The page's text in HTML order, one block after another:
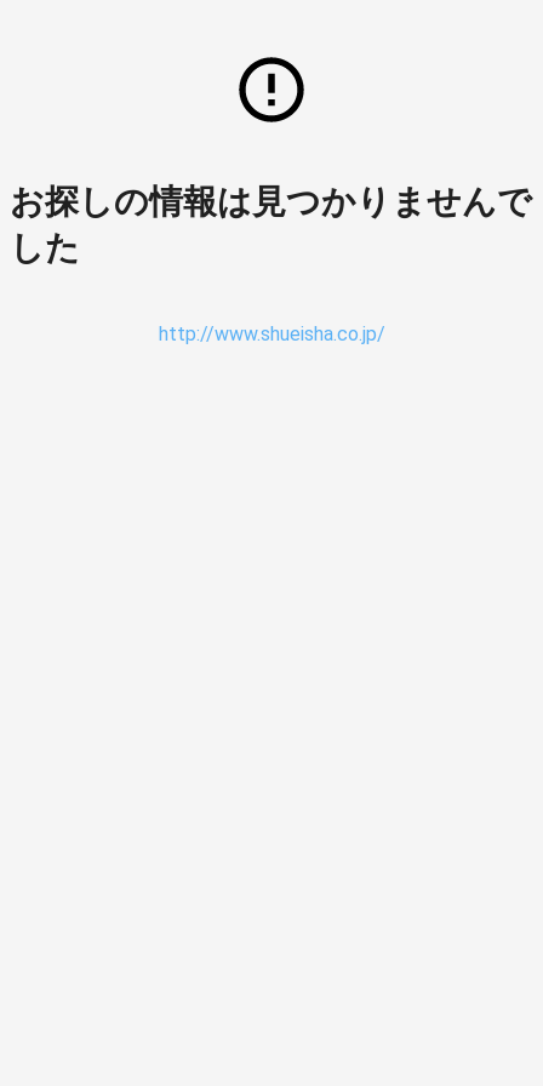
お探しの情報は見つかりませんで
した
http://www.shueisha.co.jp/